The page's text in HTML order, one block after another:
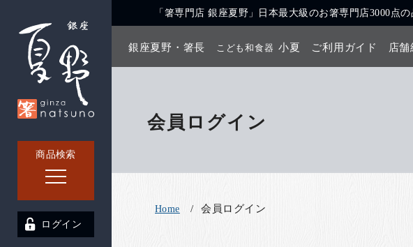
商品検索
「箸専門店 銀座夏野」日本最大級のお箸専門店3000点の
銀座夏野・箸長 こども和食器 小夏 ご利用ガイド 店舗
ログイン
会員ログイン
Home 会員ログイン